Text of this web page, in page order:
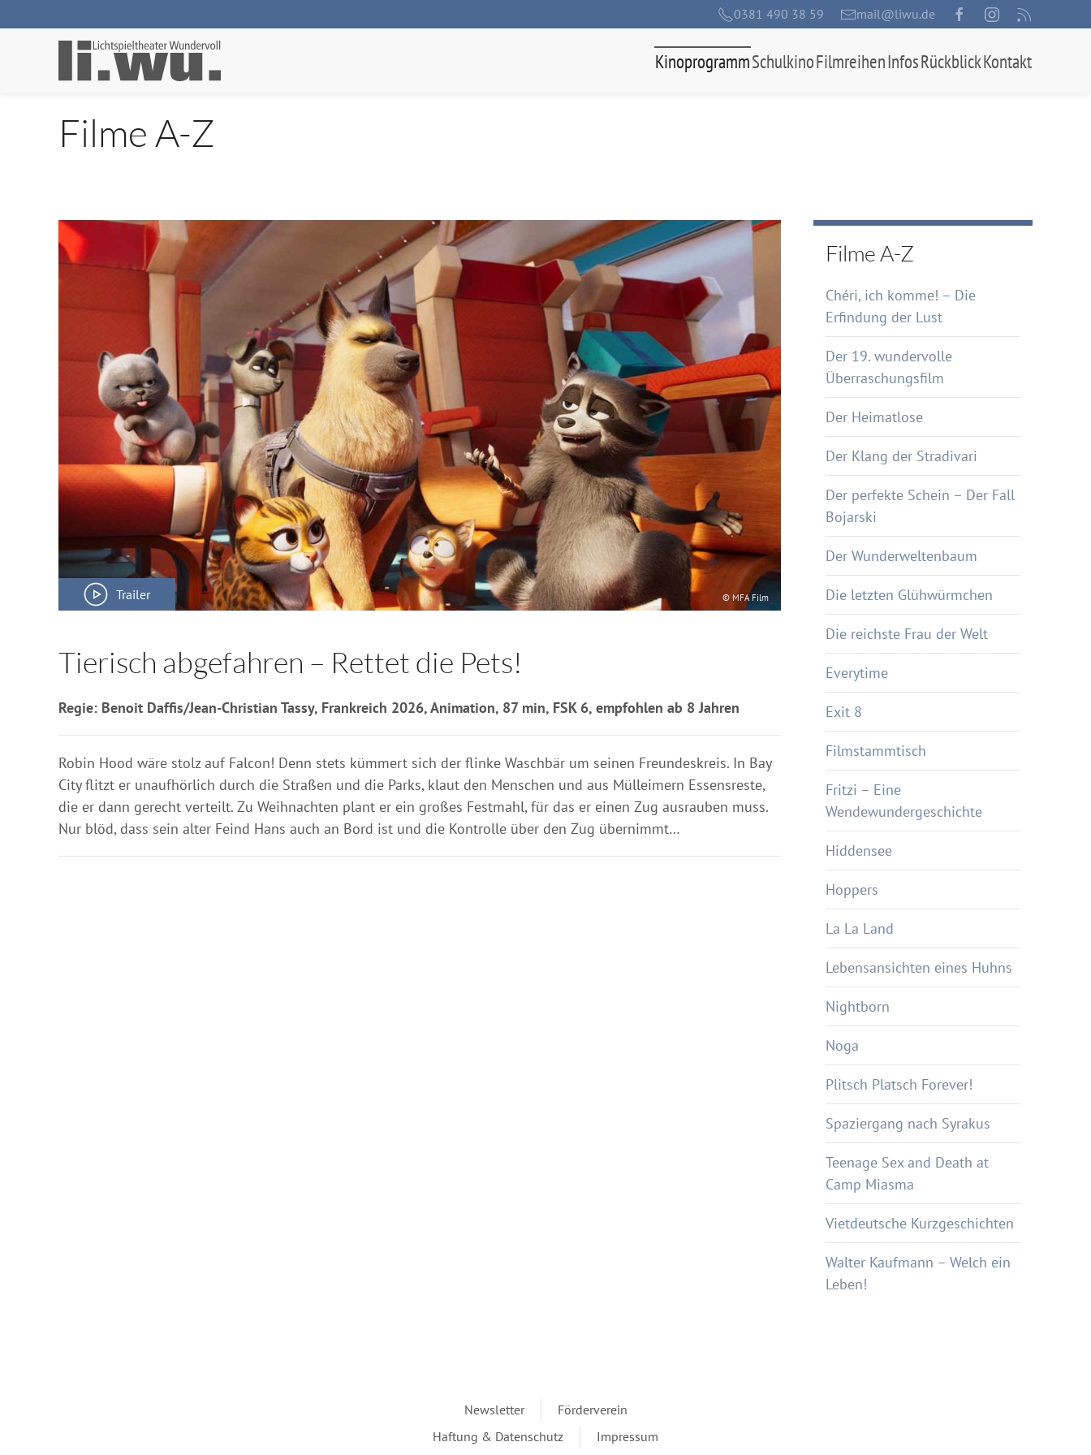
0381 490 38 59 mail@liwu.de
KinoprogrammSchulkinoFilmreihenInfosRückblickKontakt
Filme A-Z
Trailer © MFA Film
Tierisch abgefahren – Rettet die Pets!
Regie: Benoit Daffis/Jean-Christian Tassy, Frankreich 2026, Animation, 87 min, FSK 6, empfohlen ab 8 Jahren
Robin Hood wäre stolz auf Falcon! Denn stets kümmert sich der flinke Waschbär um seinen Freundeskreis. In Bay
City flitzt er unaufhörlich durch die Straßen und die Parks, klaut den Menschen und aus Mülleimern Essensreste,
die er dann gerecht verteilt. Zu Weihnachten plant er ein großes Festmahl, für das er einen Zug ausrauben muss.
Nur blöd, dass sein alter Feind Hans auch an Bord ist und die Kontrolle über den Zug übernimmt…
Filme A-Z
Chéri, ich komme! – Die
Erfindung der Lust
Der 19. wundervolle
Überraschungsfilm
Der Heimatlose
Der Klang der Stradivari
Der perfekte Schein – Der Fall
Bojarski
Der Wunderweltenbaum
Die letzten Glühwürmchen
Die reichste Frau der Welt
Everytime
Exit 8
Filmstammtisch
Fritzi – Eine
Wendewundergeschichte
Hiddensee
Hoppers
La La Land
Lebensansichten eines Huhns
Nightborn
Noga
Plitsch Platsch Forever!
Spaziergang nach Syrakus
Teenage Sex and Death at
Camp Miasma
Vietdeutsche Kurzgeschichten
Walter Kaufmann – Welch ein
Leben!
Newsletter
Förderverein
Haftung & Datenschutz
Impressum